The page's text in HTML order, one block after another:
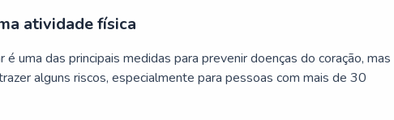
atividade física
uma das principais medidas para prevenir doenças do coração, mas
alguns riscos, especialmente para pessoas com mais de 30